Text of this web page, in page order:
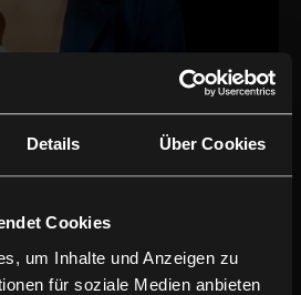
Details Über Cookies
Cookies
um Inhalte und Anzeigen zu
für soziale Medien anbieten
Udo Maurer
OV mit enUT